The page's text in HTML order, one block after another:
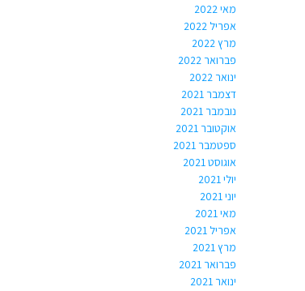
מאי 2022
אפריל 2022
מרץ 2022
פברואר 2022
ינואר 2022
דצמבר 2021
נובמבר 2021
אוקטובר 2021
ספטמבר 2021
אוגוסט 2021
יולי 2021
יוני 2021
מאי 2021
אפריל 2021
מרץ 2021
פברואר 2021
ינואר 2021